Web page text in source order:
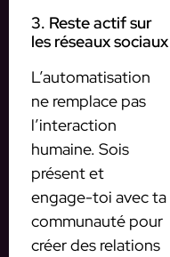
3. Reste actif sur
les réseaux sociaux
L’automatisation
ne remplace pas
l’interaction
humaine. Sois
présent et
engage-toi avec ta
communauté pour
créer des relations